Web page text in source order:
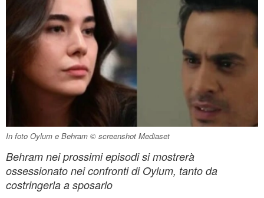
In foto Oylum e Behram © screenshot Mediaset
Behram nei prossimi episodi si mostrerà
ossessionato nei confronti di Oylum, tanto da
costringerla a sposarlo